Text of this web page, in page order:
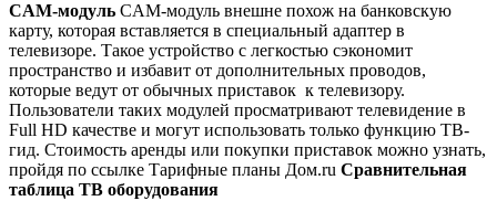
CAM-модуль CAM-модуль внешне похож на банковскую
карту, которая вставляется в специальный адаптер в
телевизоре. Такое устройство с легкостью сэкономит
пространство и избавит от дополнительных проводов,
которые ведут от обычных приставок к телевизору.
Пользователи таких модулей просматривают телевидение в
Full HD качестве и могут использовать только функцию ТВ-
гид. Стоимость аренды или покупки приставок можно узнать,
пройдя по ссылке Тарифные планы Дом.ru Сравнительная
таблица ТВ оборудования